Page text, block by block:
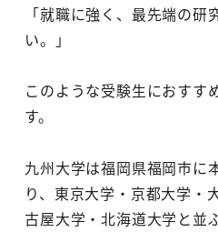
「就職に強く、最先端の
い。」
このような受験生におすす
す。
九州大学は福岡県福岡市に
り、東京大学・京都大学・
古屋大学・北海道大学と並